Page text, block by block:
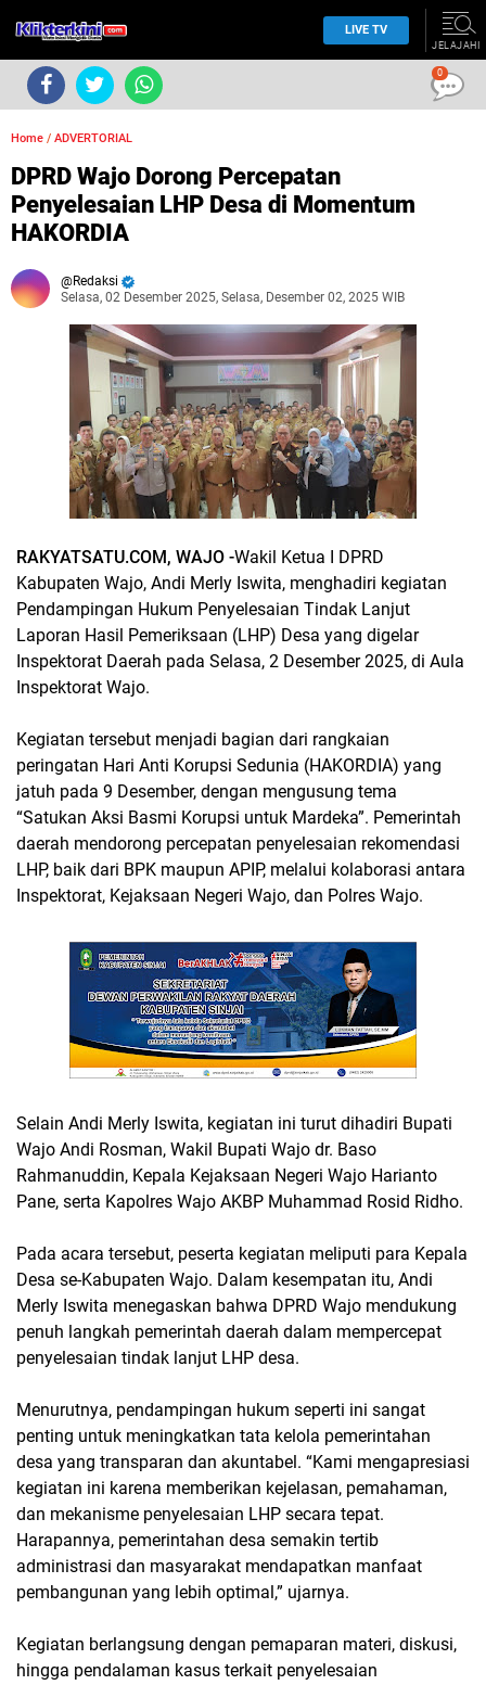
LIVE TV
JELAJAHI
Home / ADVERTORIAL
DPRD Wajo Dorong Percepatan
Penyelesaian LHP Desa di Momentum
HAKORDIA
Redaksi
Selasa, 02 Desember 2025, Selasa, Desember 02, 2025 WIB
RAKYATSATU.COM, WAJO -Wakil Ketua I DPRD
Kabupaten Wajo, Andi Merly Iswita, menghadiri kegiatan
Pendampingan Hukum Penyelesaian Tindak Lanjut
Laporan Hasil Pemeriksaan (LHP) Desa yang digelar
Inspektorat Daerah pada Selasa, 2 Desember 2025, di Aula
Inspektorat Wajo.
Kegiatan tersebut menjadi bagian dari rangkaian
peringatan Hari Anti Korupsi Sedunia (HAKORDIA) yang
jatuh pada 9 Desember, dengan mengusung tema
“Satukan Aksi Basmi Korupsi untuk Mardeka”. Pemerintah
daerah mendorong percepatan penyelesaian rekomendasi
LHP, baik dari BPK maupun APIP, melalui kolaborasi antara
Inspektorat, Kejaksaan Negeri Wajo, dan Polres Wajo.
Selain Andi Merly Iswita, kegiatan ini turut dihadiri Bupati
Wajo Andi Rosman, Wakil Bupati Wajo dr. Baso
Rahmanuddin, Kepala Kejaksaan Negeri Wajo Harianto
Pane, serta Kapolres Wajo AKBP Muhammad Rosid Ridho.
Pada acara tersebut, peserta kegiatan meliputi para Kepala
Desa se-Kabupaten Wajo. Dalam kesempatan itu, Andi
Merly Iswita menegaskan bahwa DPRD Wajo mendukung
penuh langkah pemerintah daerah dalam mempercepat
penyelesaian tindak lanjut LHP desa.
Menurutnya, pendampingan hukum seperti ini sangat
penting untuk meningkatkan tata kelola pemerintahan
desa yang transparan dan akuntabel. “Kami mengapresiasi
kegiatan ini karena memberikan kejelasan, pemahaman,
dan mekanisme penyelesaian LHP secara tepat.
Harapannya, pemerintahan desa semakin tertib
administrasi dan masyarakat mendapatkan manfaat
pembangunan yang lebih optimal,” ujarnya.
Kegiatan berlangsung dengan pemaparan materi, diskusi,
hingga pendalaman kasus terkait penyelesaian
0